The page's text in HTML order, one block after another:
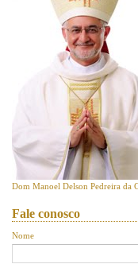
Dom Manoel Delson Pedreira da
Fale conosco
Nome